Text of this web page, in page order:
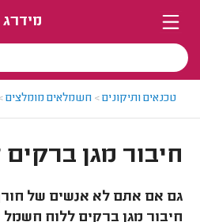
מידרג
טכנאים ותיקונים> חשמלאים מומלצים
חיבור מגן
גם אם אתם לא אנשים של
חיבור מגן ברקים ללוח